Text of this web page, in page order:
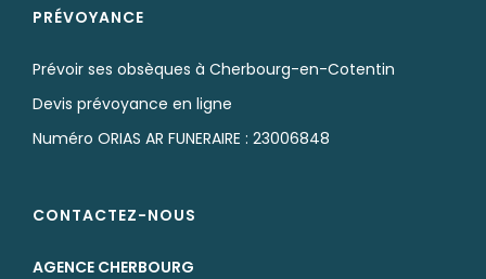
PRÉVOYANCE
Prévoir ses obsèques à Cherbourg-en-Cotentin
Devis prévoyance en ligne
Numéro ORIAS AR FUNERAIRE : 23006848
CONTACTEZ-NOUS
AGENCE CHERBOURG